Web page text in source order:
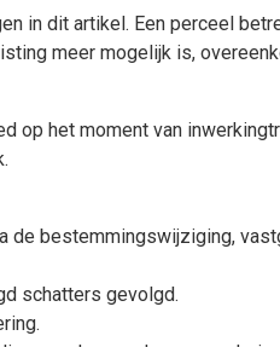
in dit artikel. Een perceel
meer mogelijk is,
op het moment van
de bestemmingswijziging,
schatters gevolgd.